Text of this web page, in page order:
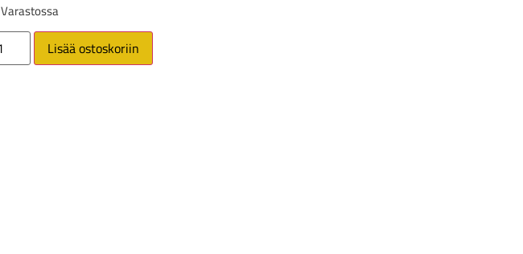
Varastossa
Lisää ostoskoriin